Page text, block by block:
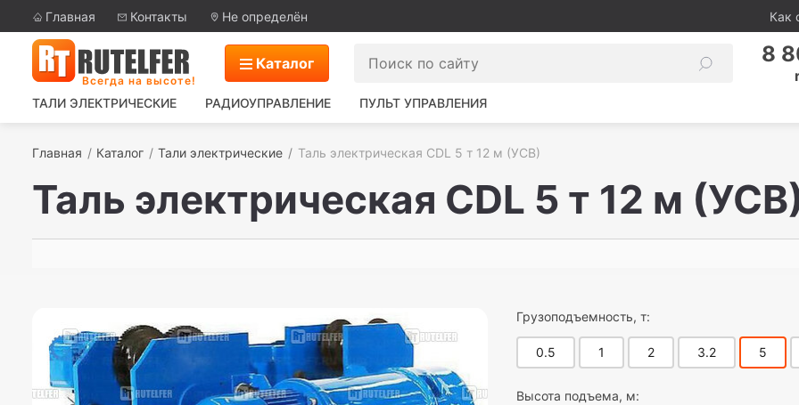
Главная Контакты Не определён Как
Всегда на высоте!
Каталог 8
ТАЛИ ЭЛЕКТРИЧЕСКИЕ РАДИОУПРАВЛЕНИЕ ПУЛЬТ УПРАВЛЕНИЯ
Главная Каталог Тали электрические Таль электрическая CDL 5 т 12 м (УСВ)
Таль электрическая CDL 5 т 12 м
Грузоподъемность, т:
0.5 1 2 3.2 5
Высота подъема, м: